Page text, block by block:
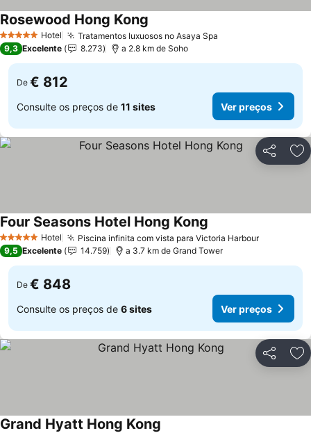
5 Estrelas Hotel Tratamentos luxuosos no Asaya Spa
Rosewood Hong Kong
9,3 Excelente 8.273 a 2.8 km de Soho
De € 812
Consulte os preços de 11 sites Ver preços
Partilhar
5 Estrelas Hotel Piscina infinita com vista para Victoria HarbourVer
Four Seasons Hotel Hong Kong
9,5 Excelente 14.759 a 3.7 km de Grand Tower
De € 848
Consulte os preços de 6 sites Ver preços
Partilhar
Grand Hyatt Hong Kong